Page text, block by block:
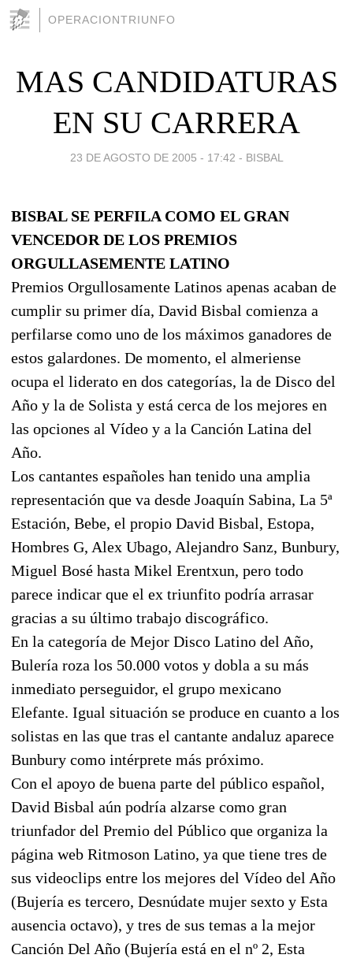
OPERACIONTRIUNFO
MAS CANDIDATURAS
EN SU CARRERA
23 DE AGOSTO DE 2005 - 17:42 - BISBAL
BISBAL SE PERFILA COMO EL GRAN
VENCEDOR DE LOS PREMIOS
ORGULLASEMENTE LATINO
Premios Orgullosamente Latinos apenas acaban de
cumplir su primer día, David Bisbal comienza a
perfilarse como uno de los máximos ganadores de
estos galardones. De momento, el almeriense
ocupa el liderato en dos categorías, la de Disco del
Año y la de Solista y está cerca de los mejores en
las opciones al Vídeo y a la Canción Latina del
Año.
Los cantantes españoles han tenido una amplia
representación que va desde Joaquín Sabina, La 5ª
Estación, Bebe, el propio David Bisbal, Estopa,
Hombres G, Alex Ubago, Alejandro Sanz, Bunbury,
Miguel Bosé hasta Mikel Erentxun, pero todo
parece indicar que el ex triunfito podría arrasar
gracias a su último trabajo discográfico.
En la categoría de Mejor Disco Latino del Año,
Bulería roza los 50.000 votos y dobla a su más
inmediato perseguidor, el grupo mexicano
Elefante. Igual situación se produce en cuanto a los
solistas en las que tras el cantante andaluz aparece
Bunbury como intérprete más próximo.
Con el apoyo de buena parte del público español,
David Bisbal aún podría alzarse como gran
triunfador del Premio del Público que organiza la
página web Ritmoson Latino, ya que tiene tres de
sus videoclips entre los mejores del Vídeo del Año
(Bujería es tercero, Desnúdate mujer sexto y Esta
ausencia octavo), y tres de sus temas a la mejor
Canción Del Año (Bujería está en el nº 2, Esta